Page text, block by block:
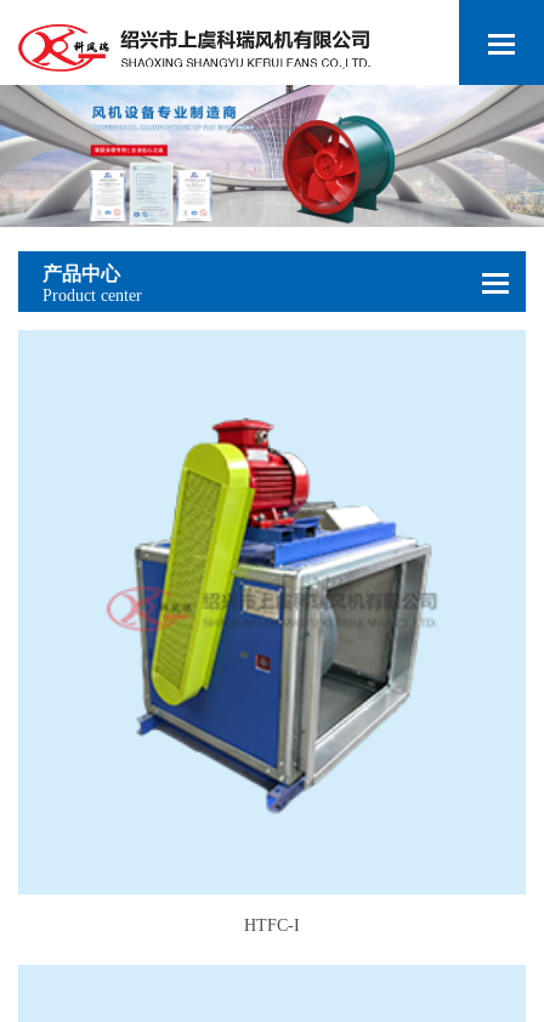
产品中心
Product center
HTFC-I